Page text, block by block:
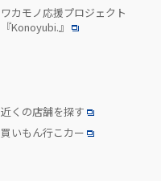
ワカモノ応援プロジェクト
『Konoyubi.』
近くの店舗を探す
買いもん行こカー